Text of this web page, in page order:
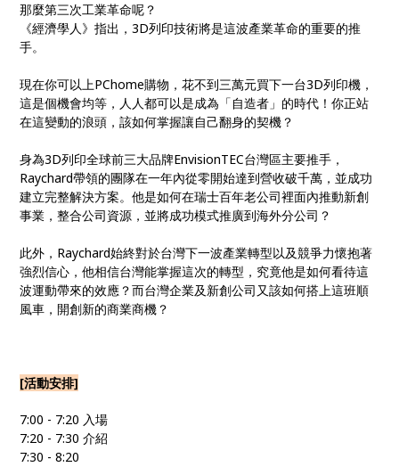
那麼第三次工業革命呢？
《經濟學人》指出，3D列印技術將是這波產業革命的重要的推
手。
現在你可以上PChome購物，花不到三萬元買下一台3D列印機，
這是個機會均等，人人都可以是成為「自造者」 的時代！你正站
在這變動的浪頭，該如何掌握讓自己翻身的契機？
身為3D列印全球前三大品牌EnvisionTEC台灣區主要推手，
Raychard帶領的團隊在一年內從零開始達到營收破千萬，並成功
建立完整解決方案。他是如何在瑞士百年老公司裡面內推動新創
事業，整合公司資源，並將成功模式推廣到海外分公司？
此外，Raychard始終對於台灣下一波產業轉型以及競爭力懷抱著
強烈信心，他相信台灣能掌握這次的轉型，究竟他是如何看待這
波運動帶來的效應？而台灣企業及新創公司又該如何搭上這班順
風車，開創新的商業商機？
[活動安排]
7:00 - 7:20 入場
7:20 - 7:30 介紹
7:30 - 8:20